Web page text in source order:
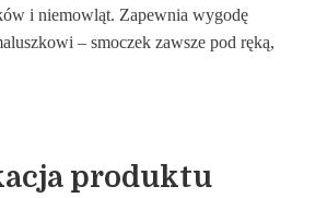
i niemowląt. Zapewnia wygodę
– smoczek zawsze pod ręką,
produktu